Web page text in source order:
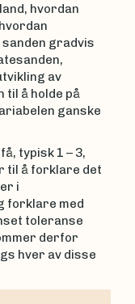
hvordan
gradvis
av
til å holde på
ganske
typisk 1 – 3,
til å forklare det
i
forklare med
toleranse
derfor
hver av disse